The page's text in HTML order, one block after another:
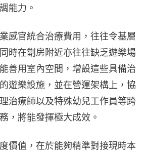
能力。
感官統合治療費用，往往令基層
時在劏房附近亦往往缺乏遊樂場
善用室內空間，增設這些具備治
遊樂設施，並在營運架構上，協
治療師以及特殊幼兒工作員等跨
，將能發揮極大成效。
價值，在於能夠精準對接現時本